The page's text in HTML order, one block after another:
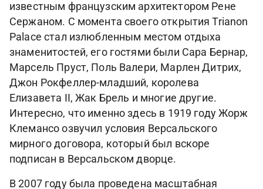
известным французским архитектором Рене
Сержаном. С момента своего открытия Trianon
Palace стал излюбленным местом отдыха
знаменитостей, его гостями были Сара Бернар,
Марсель Пруст, Поль Валери, Марлен Дитрих,
Джон Рокфеллер-младший, королева
Елизавета II, Жак Брель и многие другие.
Интересно, что именно здесь в 1919 году Жорж
Клемансо озвучил условия Версальского
мирного договора, который был вскоре
подписан в Версальском дворце.
В 2007 году была проведена масштабная